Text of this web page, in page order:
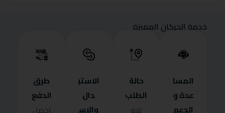
خدمة الحركان المميزة
المسا
عدة و
الدعم
حالة
الطلب
الاستب
دال
والاس
طرق
الدفع